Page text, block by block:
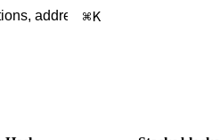
K